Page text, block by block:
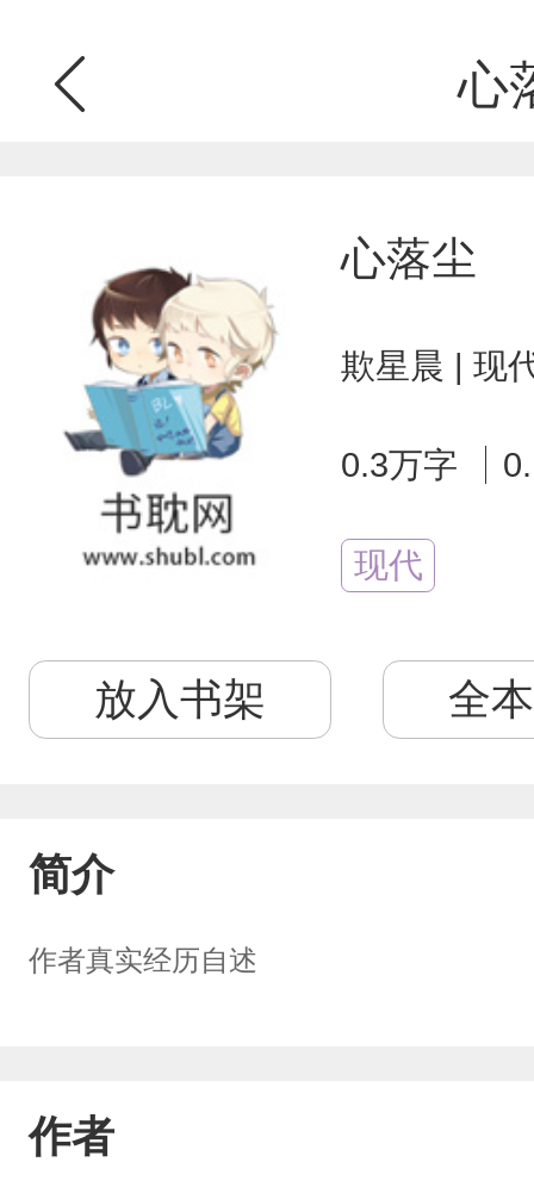
心
心落尘
欺星晨 | 现
0.3万字
现代
放入书架 全
简介
作者真实经历自述
作者